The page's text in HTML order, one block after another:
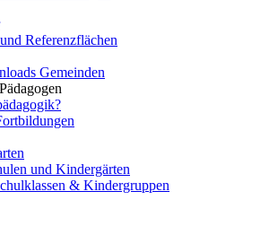
Referenzflächen
Gemeinden
und Kindergärten
& Kindergruppen